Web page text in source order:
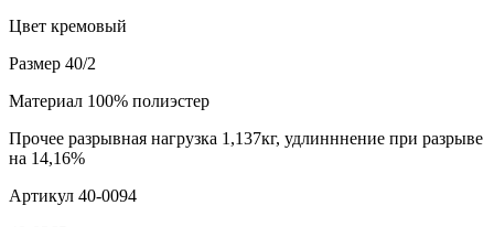
Цвет кремовый
Размер 40/2
Материал 100% полиэстер
Прочее разрывная нагрузка 1,137кг, удлинннение при разрыве
на 14,16%
Артикул 40-0094